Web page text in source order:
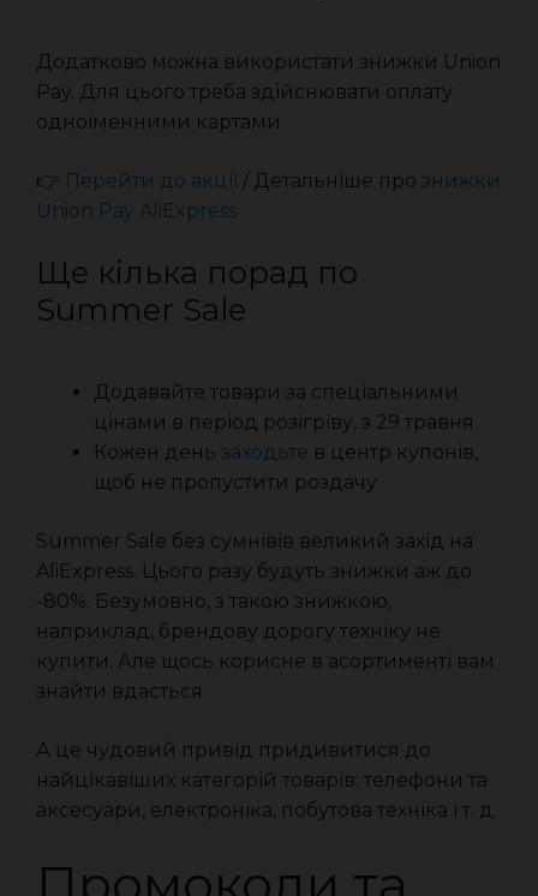
Додатково можна використати знижки Union
Pay. Для цього треба здійснювати оплату
одноіменними картами.
👉 Перейти до акції / Детальніше про знижки
Union Pay AliExpress
Ще кілька порад по
Summer Sale
Додавайте товари за спеціальними
цінами в період розігріву, з 29 травня
Кожен день заходьте в центр купонів,
щоб не пропустити роздачу
Summer Sale без сумнівів великий захід на
AliExpress. Цього разу будуть знижки аж до
-80%. Безумовно, з такою знижкою,
наприклад, брендову дорогу техніку не
купити. Але щось корисне в асортименті вам
знайти вдасться.
А це чудовий привід придивитися до
найцікавіших категорій товарів: телефони та
аксесуари, електроніка, побутова техніка і т. д.